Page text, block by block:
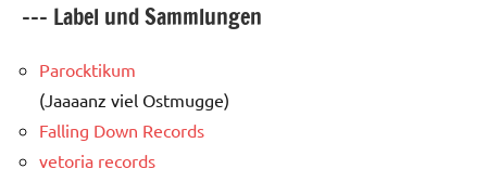
--- Label und Sammlungen
Parocktikum
(Jaaaanz viel Ostmugge)
Falling Down Records
vetoria records